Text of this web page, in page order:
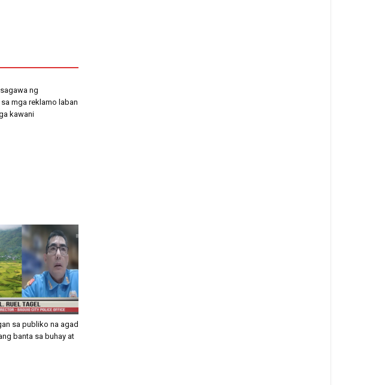
ng
mga reklamo laban
kawani
sa publiko na agad
banta sa buhay at